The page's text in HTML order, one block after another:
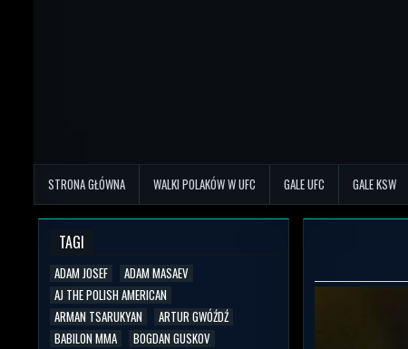
STRONA GŁÓWNA WALKI POLAKÓW W UFC GALE UFC GALE KSW
TAGI
ADAM JOSEF
ADAM MASAEV
AJ THE POLISH AMERICAN
ARMAN TSARUKYAN
ARTUR GWÓŹDŹ
BABILON MMA
BOGDAN GUSKOV